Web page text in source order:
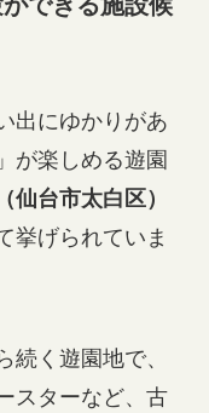
出にゆかりがあ
が楽しめる遊園
仙台市太白区）
挙げられていま
続く遊園地で、
スターなど、古